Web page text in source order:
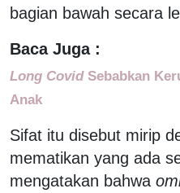
bagian bawah secara
Baca Juga :
Long CovidSebabkan
Anak
Sifat itu disebut mirip
mematikan yang ada
mengatakan bahwa